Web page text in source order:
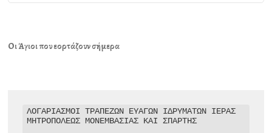
Οι Άγιοι που εορτάζουν σήμερα
ΛΟΓΑΡΙΑΣΜΟΙ ΤΡΑΠΕΖΩΝ ΕΥΑΓΩΝ ΙΔΡΥΜΑΤΩΝ ΙΕΡΑΣ
ΜΗΤΡΟΠΟΛΕΩΣ ΜΟΝΕΜΒΑΣΙΑΣ ΚΑΙ ΣΠΑΡΤΗΣ